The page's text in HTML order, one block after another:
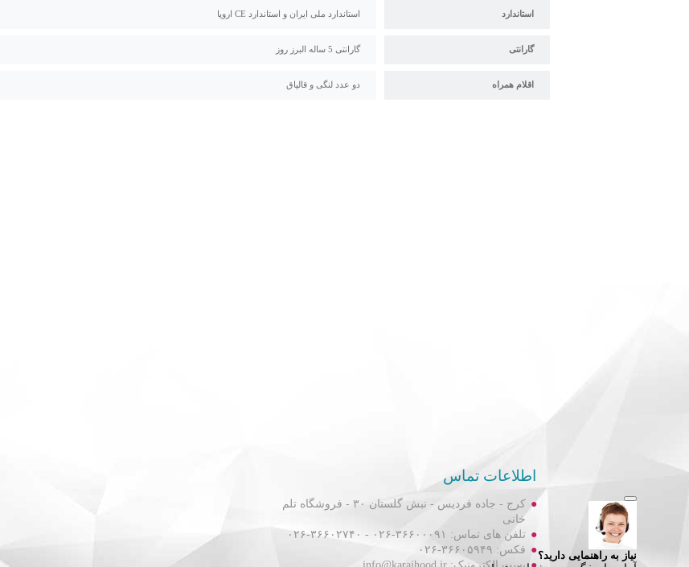
استاندارد استاندارد ملی ایران و استاندارد CE اروپا
گارانتی گارانتی 5 ساله البرز روز
اقلام همراه دو عدد لنگی و قالپاق
اطلاعات تماس
کرج - جاده فردیس - نبش گلستان ۳۰ - فروشگاه تلم
خانی
تلفن های تماس: ۳۶۶۰۰۰۹۱-۰۲۶ - ۳۶۶۰۲۷۴۰-۰۲۶
فکس: ۳۶۶۰۵۹۴۹-۰۲۶